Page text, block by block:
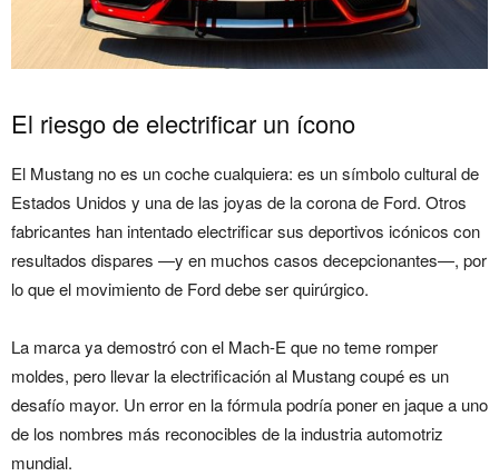
El riesgo de electrificar un ícono
El Mustang no es un coche cualquiera: es un símbolo cultural de
Estados Unidos y una de las joyas de la corona de Ford. Otros
fabricantes han intentado electrificar sus deportivos icónicos con
resultados dispares —y en muchos casos decepcionantes—, por
lo que el movimiento de Ford debe ser quirúrgico.
La marca ya demostró con el Mach-E que no teme romper
moldes, pero llevar la electrificación al Mustang coupé es un
desafío mayor. Un error en la fórmula podría poner en jaque a uno
de los nombres más reconocibles de la industria automotriz
mundial.